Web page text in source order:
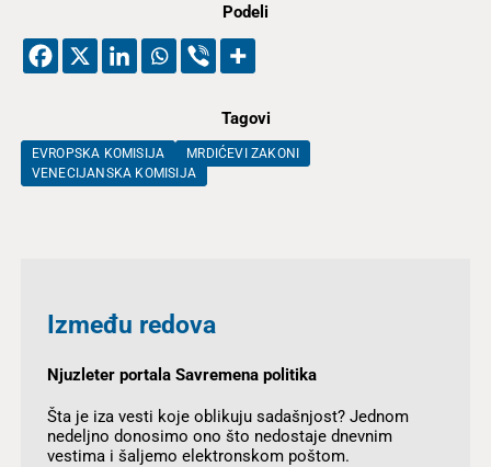
Podeli
Tagovi
EVROPSKA KOMISIJA
MRDIĆEVI ZAKONI
VENECIJANSKA KOMISIJA
Između redova
Njuzleter portala Savremena politika
Šta je iza vesti koje oblikuju sadašnjost? Jednom
nedeljno donosimo ono što nedostaje dnevnim
vestima i šaljemo elektronskom poštom.